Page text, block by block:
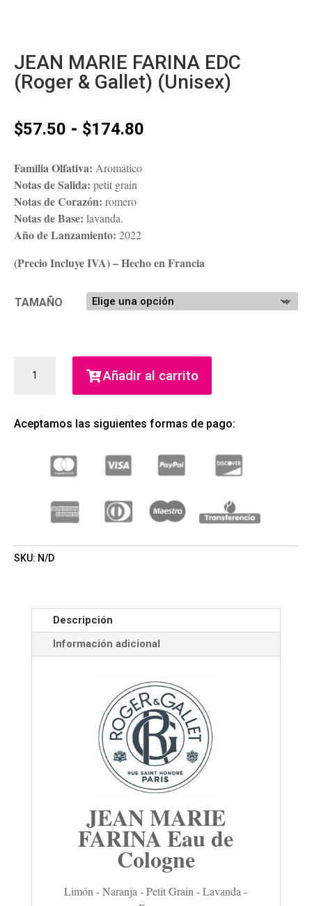
JEAN MARIE FARINA EDC
(Roger & Gallet) (Unisex)
$57.50 - $174.80
Familia Olfativa: Aromático
Notas de Salida: petit grain
Notas de Corazón: romero
Notas de Base: lavanda.
Año de Lanzamiento: 2022
(Precio Incluye IVA) – Hecho en Francia
TAMAÑO
MARIE
(ROGER
GALLET)
(UNISEX)
Añadir al carrito
Aceptamos las siguientes formas de pago:
SKU: N/D
Descripción
Información adicional
JEAN MARIE
FARINA Eau de
Cologne
Limón - Naranja - Petit Grain - Lavanda -